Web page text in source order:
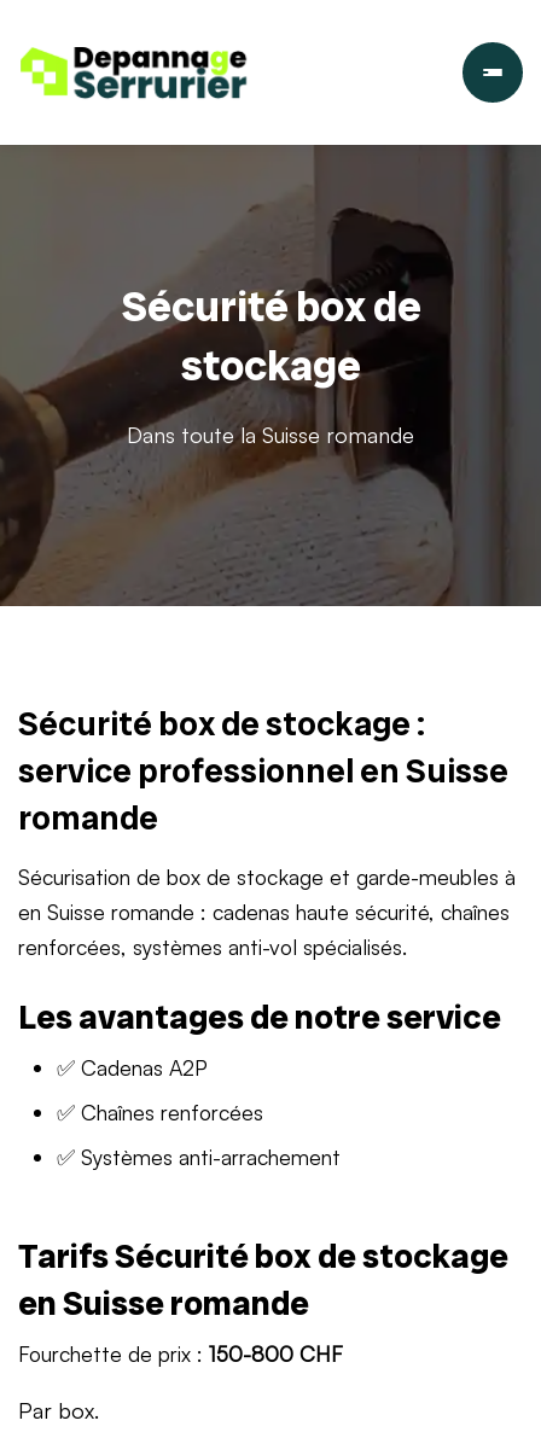
Sécurité box de
stockage
Dans toute la Suisse romande
Sécurité box de stockage :
service professionnel en Suisse
romande
Sécurisation de box de stockage et garde-meubles à
en Suisse romande : cadenas haute sécurité, chaînes
renforcées, systèmes anti-vol spécialisés.
Les avantages de notre service
✅ Cadenas A2P
✅ Chaînes renforcées
✅ Systèmes anti-arrachement
Tarifs Sécurité box de stockage
en Suisse romande
Fourchette de prix : 150-800 CHF
Par box.